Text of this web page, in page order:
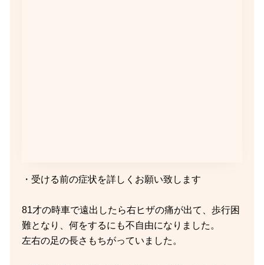
・受ける前の症状を詳しくお願い致します
81才の時車で遠出したら右ヒザの痛が出て、歩行困
難となり、何をするにも不自由になりました。
左右の足の長さもちがっていました。